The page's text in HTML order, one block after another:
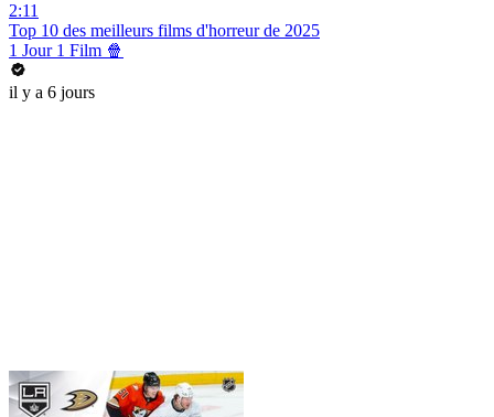
2:11
Top 10 des meilleurs films d'horreur de 2025
1 Jour 1 Film 🍿
il y a 6 jours